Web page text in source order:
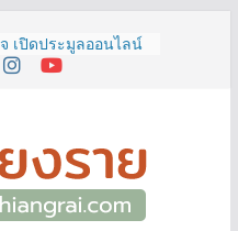
เปิดประมูลออนไลน์
เลขมงคล ความหมาย
รพลาด!
ยมพบกับมหกรรมสุด
าหกรรมแฟร์ ล้านนา
ยมชม “ป๊ะกาด Vol.2”